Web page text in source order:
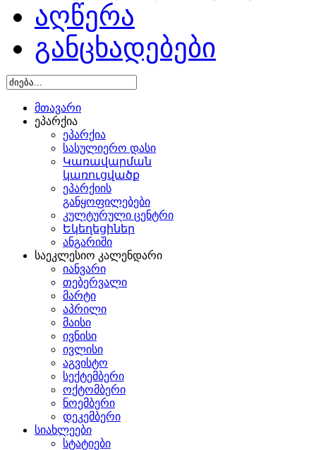
აღწერა
განცხადებები
მთავარი
ეპარქია
ეპარქია
სასულიერო დასი
Կառավարման
կառուցվածք
ეპარქიის
განყოფილებები
კულტურული ცენტრი
Եկեղեցիներ
ანგარიში
საეკლესიო კალენდარი
იანვარი
თებერვალი
მარტი
აპრილი
მაისი
ივნისი
ივლისი
აგვისტო
სექტემბერი
ოქტომბერი
ნოემბერი
დეკემბერი
სიახლეები
სტატიები